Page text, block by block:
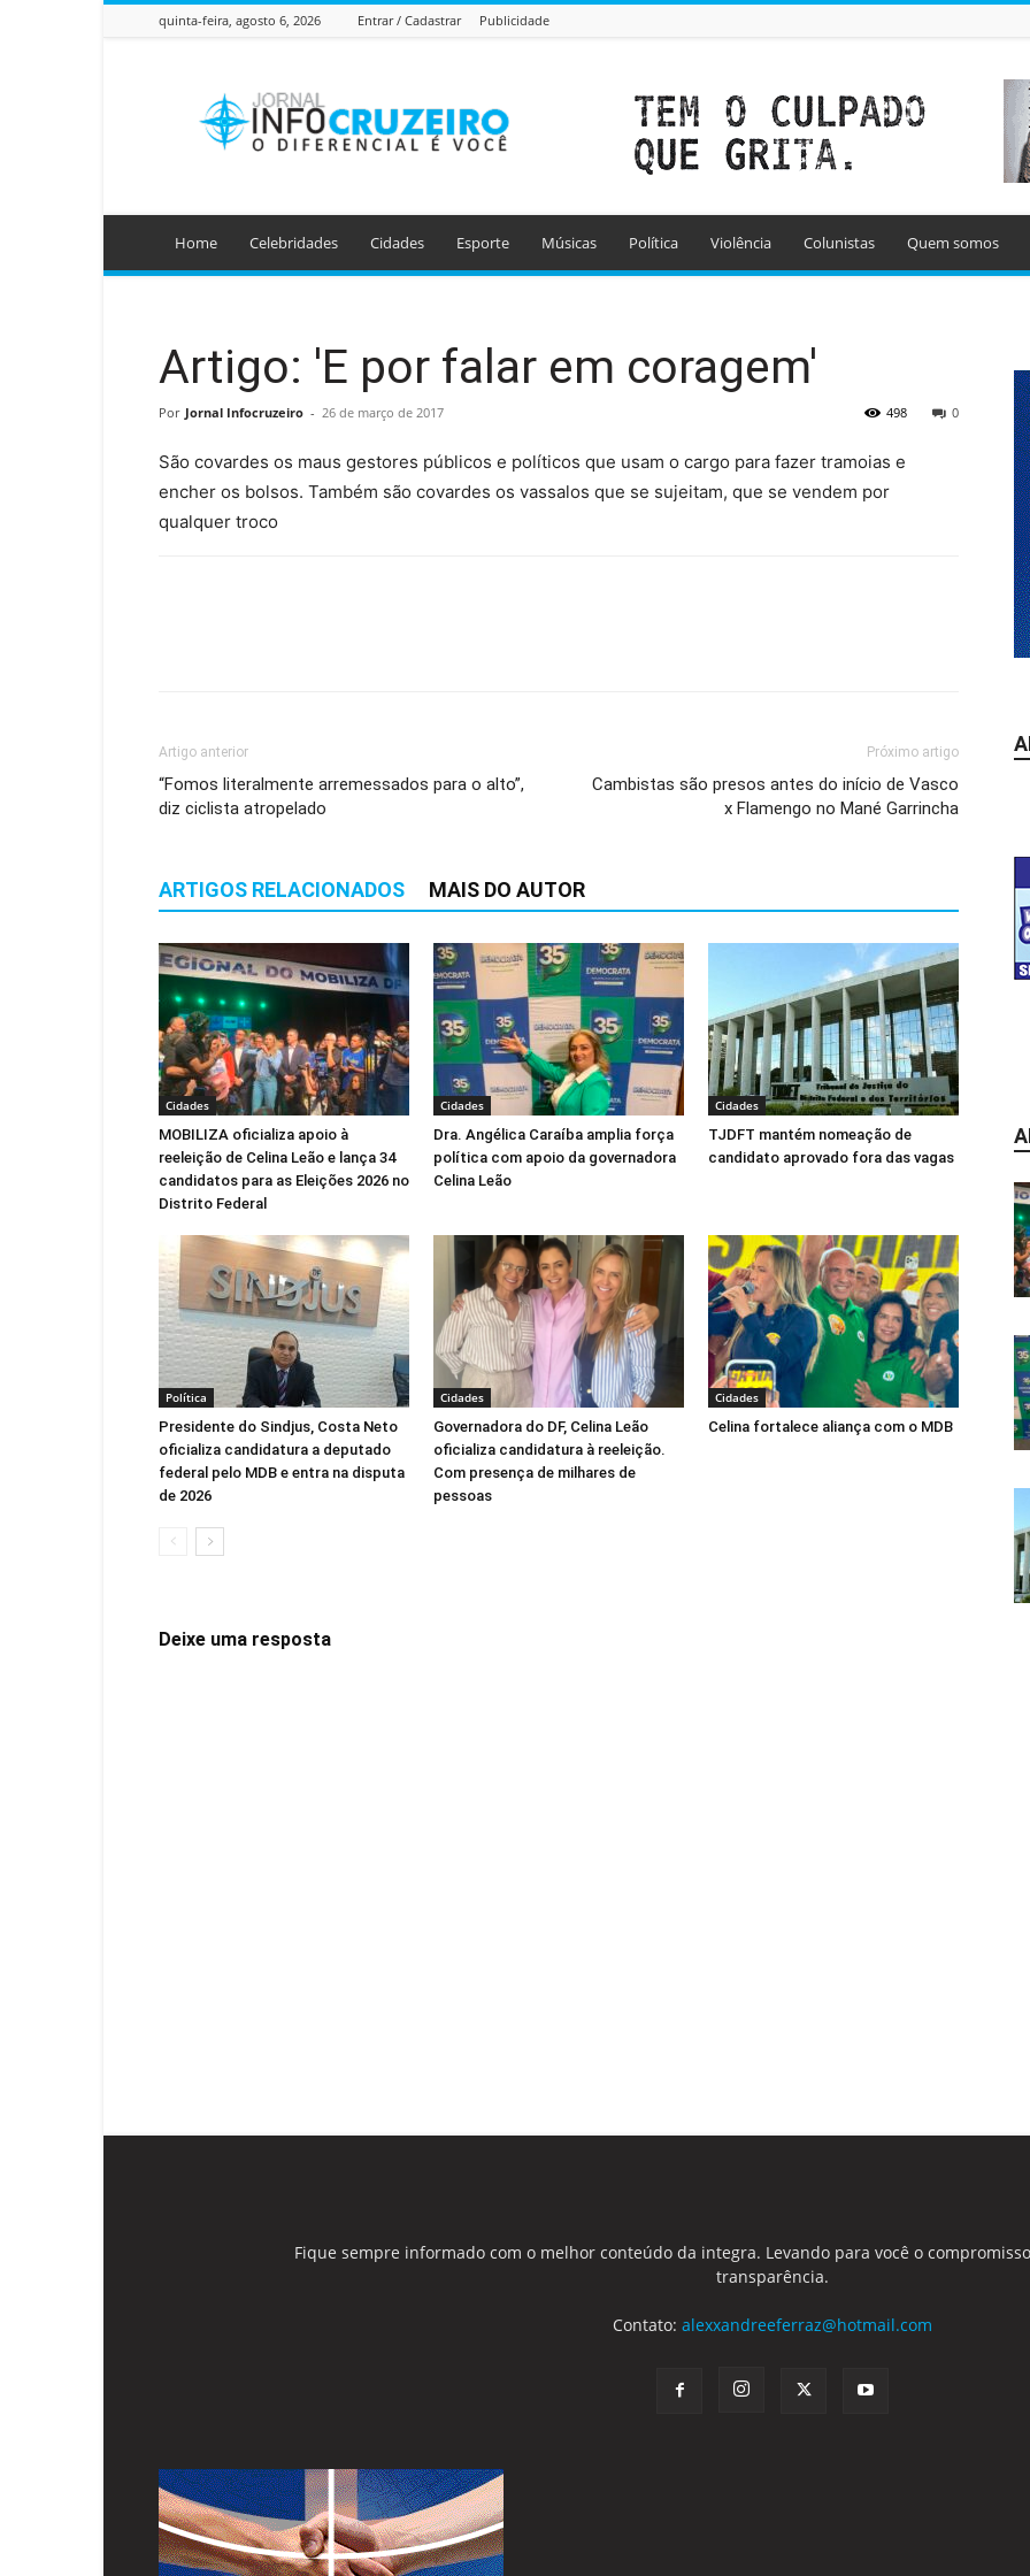
quinta-feira, agosto 6, 2026 Entrar / Cadastrar Publicidade
Info
Cruzeiro
Home Celebridades Cidades Esporte Músicas Política Violência Colunistas Quem somos
Artigo: 'E por falar em coragem'
Por Jornal Infocruzeiro - 26 de março de 2017 0
498
São covardes os maus gestores públicos e políticos que usam o cargo para fazer tramoias e
encher os bolsos. Também são covardes os vassalos que se sujeitam, que se vendem por
qualquer troco
Artigo anterior
“Fomos literalmente arremessados para o alto”,
diz ciclista atropelado
Próximo artigo
Cambistas são presos antes do início de Vasco
x Flamengo no Mané Garrincha
ARTIGOS RELACIONADOS MAIS DO AUTOR
Cidades
MOBILIZA oficializa apoio à
reeleição de Celina Leão e lança 34
candidatos para as Eleições 2026 no
Distrito Federal
Cidades
Dra. Angélica Caraíba amplia força
política com apoio da governadora
Celina Leão
Cidades
TJDFT mantém nomeação de
candidato aprovado fora das vagas
Política
Presidente do Sindjus, Costa Neto
oficializa candidatura a deputado
federal pelo MDB e entra na disputa
de 2026
Cidades
Governadora do DF, Celina Leão
oficializa candidatura à reeleição.
Com presença de milhares de
pessoas
Cidades
Celina fortalece aliança com o MDB
Deixe uma resposta
Fique sempre informado com o melhor conteúdo da integra. Levando para você o
transparência.
Contato: alexxandreeferraz@hotmail.com